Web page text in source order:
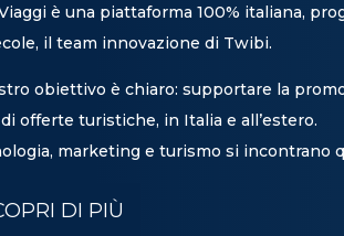
è una piattaforma 100% italiana,
il team innovazione di Twibi.
obiettivo è chiaro: supportare la
offerte turistiche, in Italia e all’estero.
marketing e turismo si incontrano
DI PIÙ